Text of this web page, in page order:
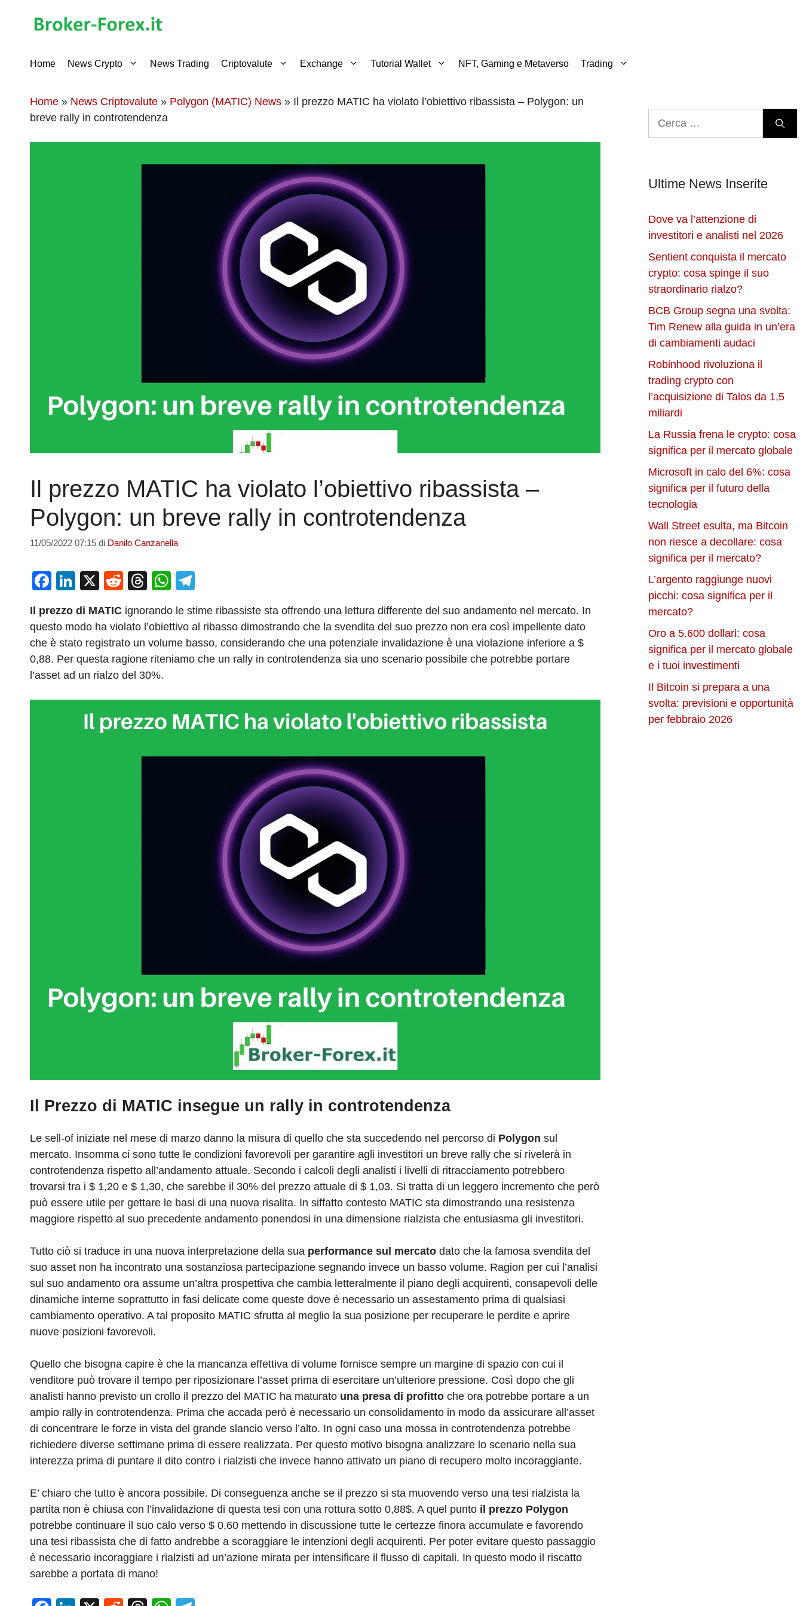
Home News Crypto News Trading Criptovalute Exchange Tutorial Wallet NFT, Gaming e Metaverso Trading
Home » News Criptovalute » Polygon (MATIC) News » Il prezzo MATIC ha violato l’obiettivo ribassista – Polygon: un
breve rally in controtendenza
Il prezzo MATIC ha violato l’obiettivo ribassista –
Polygon: un breve rally in controtendenza
11/05/2022 07:15 di Danilo Canzanella
F
c
e
b
o
o
Li
k
e
dI
n
X
R
d
di
t
T
e
a
d
s
W
at
s
A
p
e
gr
a
Il prezzo di MATIC ignorando le stime ribassiste sta offrendo una lettura differente del suo andamento nel mercato. In
questo modo ha violato l’obiettivo al ribasso dimostrando che la svendita del suo prezzo non era così impellente dato
che è stato registrato un volume basso, considerando che una potenziale invalidazione è una violazione inferiore a $
0,88. Per questa ragione riteniamo che un rally in controtendenza sia uno scenario possibile che potrebbe portare
l’asset ad un rialzo del 30%.
Il Prezzo di MATIC insegue un rally in controtendenza
Le sell-of iniziate nel mese di marzo danno la misura di quello che sta succedendo nel percorso di Polygon sul
mercato. Insomma ci sono tutte le condizioni favorevoli per garantire agli investitori un breve rally che si rivelerà in
controtendenza rispetto all’andamento attuale. Secondo i calcoli degli analisti i livelli di ritracciamento potrebbero
trovarsi tra i $ 1,20 e $ 1,30, che sarebbe il 30% del prezzo attuale di $ 1,03. Si tratta di un leggero incremento che però
può essere utile per gettare le basi di una nuova risalita. In siffatto contesto MATIC sta dimostrando una resistenza
maggiore rispetto al suo precedente andamento ponendosi in una dimensione rialzista che entusiasma gli investitori.
Tutto ciò si traduce in una nuova interpretazione della sua performance sul mercato dato che la famosa svendita del
suo asset non ha incontrato una sostanziosa partecipazione segnando invece un basso volume. Ragion per cui l’analisi
sul suo andamento ora assume un’altra prospettiva che cambia letteralmente il piano degli acquirenti, consapevoli delle
dinamiche interne soprattutto in fasi delicate come queste dove è necessario un assestamento prima di qualsiasi
cambiamento operativo. A tal proposito MATIC sfrutta al meglio la sua posizione per recuperare le perdite e aprire
nuove posizioni favorevoli.
Quello che bisogna capire è che la mancanza effettiva di volume fornisce sempre un margine di spazio con cui il
venditore può trovare il tempo per riposizionare l’asset prima di esercitare un’ulteriore pressione. Così dopo che gli
analisti hanno previsto un crollo il prezzo del MATIC ha maturato una presa di profitto che ora potrebbe portare a un
ampio rally in controtendenza. Prima che accada però è necessario un consolidamento in modo da assicurare all’asset
di concentrare le forze in vista del grande slancio verso l’alto. In ogni caso una mossa in controtendenza potrebbe
richiedere diverse settimane prima di essere realizzata. Per questo motivo bisogna analizzare lo scenario nella sua
interezza prima di puntare il dito contro i rialzisti che invece hanno attivato un piano di recupero molto incoraggiante.
E’ chiaro che tutto è ancora possibile. Di conseguenza anche se il prezzo si sta muovendo verso una tesi rialzista la
partita non è chiusa con l’invalidazione di questa tesi con una rottura sotto 0,88$. A quel punto il prezzo Polygon
potrebbe continuare il suo calo verso $ 0,60 mettendo in discussione tutte le certezze finora accumulate e favorendo
una tesi ribassista che di fatto andrebbe a scoraggiare le intenzioni degli acquirenti. Per poter evitare questo passaggio
è necessario incoraggiare i rialzisti ad un’azione mirata per intensificare il flusso di capitali. In questo modo il riscatto
sarebbe a portata di mano!
Ultime News Inserite
Dove va l’attenzione di
investitori e analisti nel 2026
Sentient conquista il mercato
crypto: cosa spinge il suo
straordinario rialzo?
BCB Group segna una svolta:
Tim Renew alla guida in un’era
di cambiamenti audaci
Robinhood rivoluziona il
trading crypto con
l’acquisizione di Talos da 1,5
miliardi
La Russia frena le crypto: cosa
significa per il mercato globale
Microsoft in calo del 6%: cosa
significa per il futuro della
tecnologia
Wall Street esulta, ma Bitcoin
non riesce a decollare: cosa
significa per il mercato?
L’argento raggiunge nuovi
picchi: cosa significa per il
mercato?
Oro a 5.600 dollari: cosa
significa per il mercato globale
e i tuoi investimenti
Il Bitcoin si prepara a una
svolta: previsioni e opportunità
per febbraio 2026